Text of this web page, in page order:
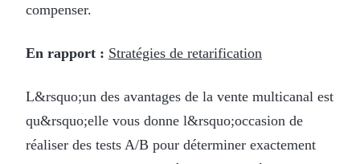
compenser.
En rapport : Stratégies de retarification
L&rsquo;un des avantages de la vente multicanal est
qu&rsquo;elle vous donne l&rsquo;occasion de
réaliser des tests A/B pour déterminer exactement